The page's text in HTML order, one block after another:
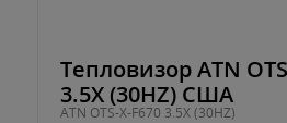
Тепловизор ATN
3.5X (30HZ) США
ATN OTS-X-F670 3.5X (30HZ)